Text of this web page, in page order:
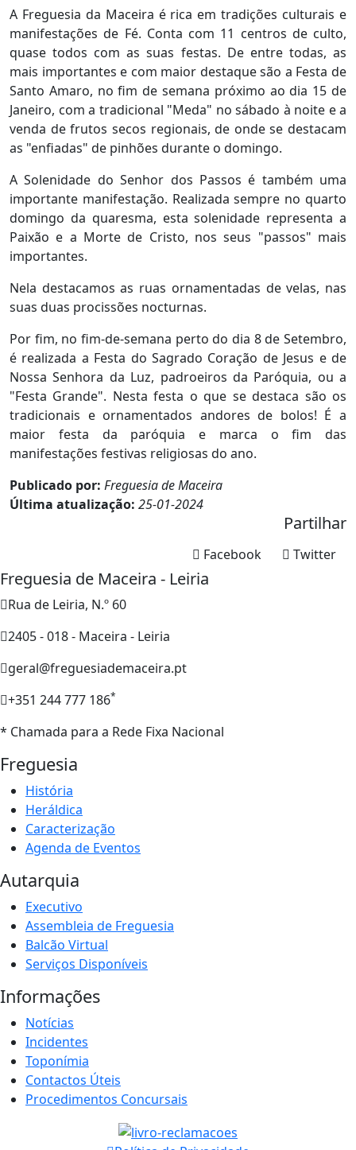
A Freguesia da Maceira é rica em tradições culturais e
manifestações de Fé. Conta com 11 centros de culto,
quase todos com as suas festas. De entre todas, as
mais importantes e com maior destaque são a Festa de
Santo Amaro, no fim de semana próximo ao dia 15 de
Janeiro, com a tradicional "Meda" no sábado à noite e a
venda de frutos secos regionais, de onde se destacam
as "enfiadas" de pinhões durante o domingo.
A Solenidade do Senhor dos Passos é também uma
importante manifestação. Realizada sempre no quarto
domingo da quaresma, esta solenidade representa a
Paixão e a Morte de Cristo, nos seus "passos" mais
importantes.
Nela destacamos as ruas ornamentadas de velas, nas
suas duas procissões nocturnas.
Por fim, no fim-de-semana perto do dia 8 de Setembro,
é realizada a Festa do Sagrado Coração de Jesus e de
Nossa Senhora da Luz, padroeiros da Paróquia, ou a
"Festa Grande". Nesta festa o que se destaca são os
tradicionais e ornamentados andores de bolos! É a
maior festa da paróquia e marca o fim das
manifestações festivas religiosas do ano.
Publicado por: Freguesia de Maceira
Última atualização: 25-01-2024
Partilhar
Twitter
Facebook
Freguesia de Maceira - Leiria
Rua de Leiria, N.º 60
2405 - 018 - Maceira - Leiria
geral@freguesiademaceira.pt
+351 244 777 186*
* Chamada para a Rede Fixa Nacional
Freguesia
História
Heráldica
Caracterização
Agenda de Eventos
Autarquia
Executivo
Assembleia de Freguesia
Balcão Virtual
Serviços Disponíveis
Informações
Notícias
Incidentes
Toponímia
Contactos Úteis
Procedimentos Concursais